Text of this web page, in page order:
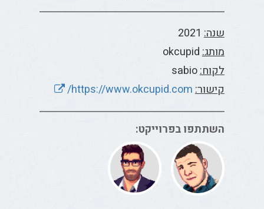
שנה:2021
מותג:okcupid
לקוח:sabio
קישור:https://www.okcupid.com/
השתתפו בפרוייקט: